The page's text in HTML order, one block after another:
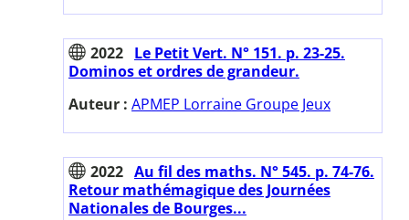
2022 Le Petit Vert. N° 151. p. 23-25.
Dominos et ordres de grandeur.
Auteur : APMEP Lorraine Groupe Jeux
2022 Au fil des maths. N° 545. p. 74-76.
Retour mathémagique des Journées
Nationales de Bourges...